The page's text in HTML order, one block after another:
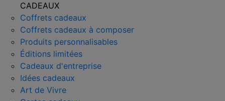
CADEAUX
Coffrets cadeaux
Coffrets cadeaux à composer
Produits personnalisables
Éditions limitées
Cadeaux d'entreprise
Idées cadeaux
Art de Vivre